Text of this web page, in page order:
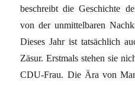
beschreibt die Geschichte
von der unmittelbaren
Dieses Jahr ist tatsächlich
Zäsur. Erstmals stehen sie
CDU-Frau. Die Ära von